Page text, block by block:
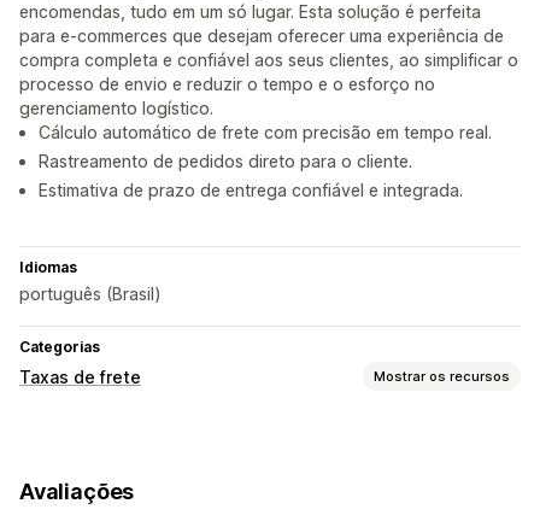
encomendas, tudo em um só lugar. Esta solução é perfeita
para e-commerces que desejam oferecer uma experiência de
compra completa e confiável aos seus clientes, ao simplificar o
processo de envio e reduzir o tempo e o esforço no
gerenciamento logístico.
Cálculo automático de frete com precisão em tempo real.
Rastreamento de pedidos direto para o cliente.
Estimativa de prazo de entrega confiável e integrada.
Idiomas
português (Brasil)
Categorias
Taxas de frete Mostrar os recursos
Personalização
Avaliações